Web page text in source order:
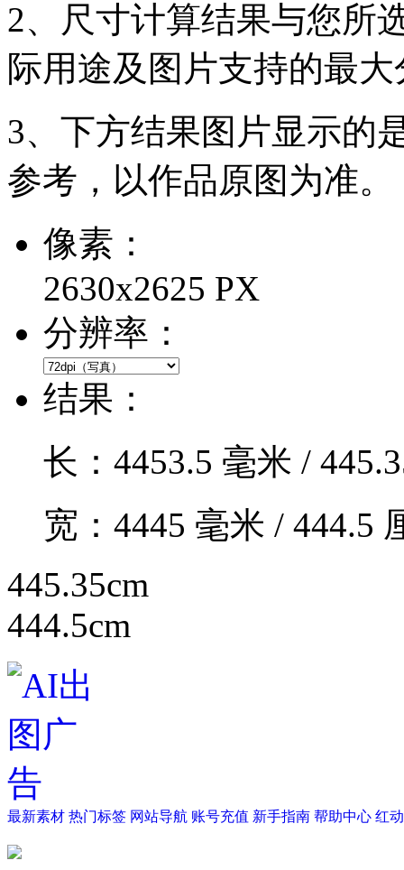
2、尺寸计算结果与您所
际用途及图片支持的最
3、下方结果图片显示的
参考，以作品原图为准。
像素：
2630x2625 PX
分辨率：
结果：
长： 4453.5 毫米 /
宽： 4445 毫米 / 444.5
445.35cm
444.5cm
最新素材 热门标签 网站导航 账号充值 新手指南 帮助中心 红